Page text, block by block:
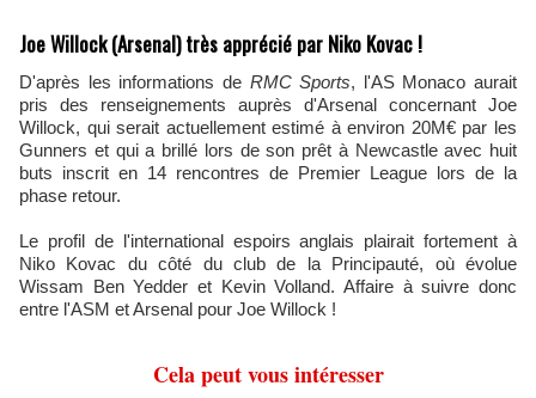
Joe Willock (Arsenal) très apprécié par Niko Kovac !
D'après les informations de RMC Sports, l'AS Monaco aurait
pris des renseignements auprès d'Arsenal concernant Joe
Willock, qui serait actuellement estimé à environ 20M€ par les
Gunners et qui a brillé lors de son prêt à Newcastle avec huit
buts inscrit en 14 rencontres de Premier League lors de la
phase retour.
Le profil de l'international espoirs anglais plairait fortement à
Niko Kovac du côté du club de la Principauté, où évolue
Wissam Ben Yedder et Kevin Volland. Affaire à suivre donc
entre l'ASM et Arsenal pour Joe Willock !
Cela peut vous intéresser